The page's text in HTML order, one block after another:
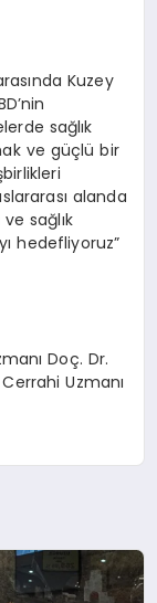
Kuzey
sağlık
ve güçlü bir
alanda
sağlık
hedefliyoruz”
Doç. Dr.
Uzmanı